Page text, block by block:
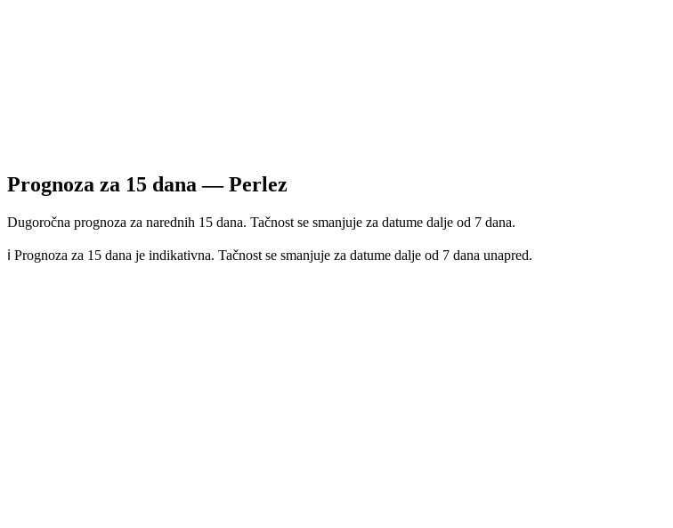
Prognoza za 15 dana —Perlez
Dugoročna prognoza za narednih 15 dana. Tačnost se smanjuje za datume dalje od 7 dana.
ℹ️ Prognoza za 15 dana je indikativna. Tačnost se smanjuje za datume dalje od 7 dana unapred.